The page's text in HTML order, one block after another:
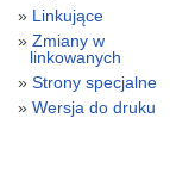
Linkujące
Zmiany w
linkowanych
Strony specjalne
Wersja do druku